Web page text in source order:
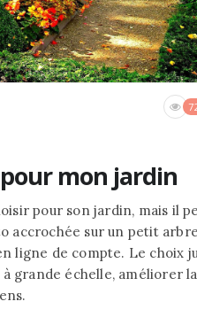
mon jardin
pour son jardin, mais il
accrochée sur un petit
ligne de compte. Le choix
grande échelle, améliorer